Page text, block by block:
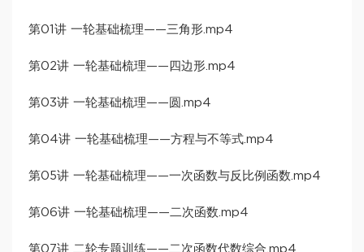
第01讲 一轮基础梳理——三角形.mp4
第02讲 一轮基础梳理——四边形.mp4
第03讲 一轮基础梳理——圆.mp4
第04讲 一轮基础梳理——方程与不等式.mp4
第05讲 一轮基础梳理——一次函数与反比例函数.mp4
第06讲 一轮基础梳理——二次函数.mp4
第07讲 二轮专题训练——二次函数代数综合.mp4